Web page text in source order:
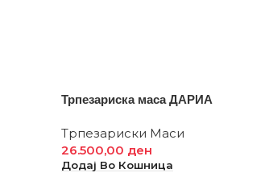
Трпезариска маса ДАРИА
Трпезариски Маси
26.500,00 ден
Додај Во Кошница